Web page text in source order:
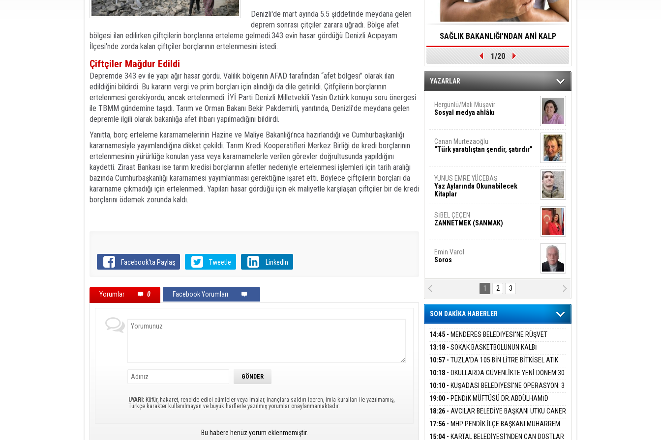
Denizli'de mart ayında 5.5 şiddetinde meydana gelen
deprem sonrası çitçiler zarara uğradı. Bölge afet
bölgesi ilan edilirken çiftçilerin borçlarına erteleme gelmedi.343 evin hasar gördüğü Denizli Acıpayam
İlçesi'nde zorda kalan çiftçiler borçlarının ertelenmesini istedi.
Çiftçiler Mağdur Edildi
Depremde 343 ev ile yapı ağır hasar gördü. Valilik bölgenin AFAD tarafından “afet bölgesi” olarak ilan
edildiğini bildirdi. Bu kararın vergi ve prim borçları için alındığı da dile getirildi. Çitfçilerin borçlarının
ertelenmesi gerekiyordu, ancak ertelenmedi. İYİ Parti Denizli Milletvekili Yasin Öztürk konuyu soru önergesi
ile TBMM gündemine taşıdı. Tarım ve Orman Bakanı Bekir Pakdemirli, yanıtında, Denizli’de meydana gelen
depremle ilgili olarak bakanlığa afet ihbarı yapılmadığını bildirdi.
Yanıtta, borç erteleme kararnamelerinin Hazine ve Maliye Bakanlığı’nca hazırlandığı ve Cumhurbaşkanlığı
kararnamesiyle yayımlandığına dikkat çekildi. Tarım Kredi Kooperatifleri Merkez Birliği de kredi borçlarının
ertelenmesinin yürürlüğe konulan yasa veya kararnamelerle verilen görevler doğrultusunda yapıldığını
kaydetti. Ziraat Bankası ise tarım kredisi borçlarının afetler nedeniyle ertelenmesi işlemleri için tarih aralığı
bazında Cumhurbaşkanlığı kararnamesi yayımlanması gerektiğine işaret etti. Böylece çiftçilerin borçları da
kararname çıkmadığı için ertelenmedi. Yapıları hasar gördüğü için ek maliyetle karşılaşan çiftçiler bir de kredi
borçlarını ödemek zorunda kaldı.
Facebook'ta Paylaş Tweetle LinkedIn
Yorumlar 0 Facebook Yorumları
UYARI: Küfür, hakaret, rencide edici cümleler veya imalar, inançlara saldırı içeren, imla kuralları ile yazılmamış,
Türkçe karakter kullanılmayan ve büyük harflerle yazılmış yorumlar onaylanmamaktadır.
Bu habere henüz yorum eklenmemiştir.
SAĞLIK BAKANLIĞI'NDAN ANİ KALP
DURMALARINA HIZLI MÜDAHALE
EDİLMESİNE YÖNELİK ÖNLENMESİ İÇİN
ÖNEMLİ ADIM
1/20
YAZARLAR
Hergünlü/Mali Müşavir
Sosyal medya ahlâkı
Canan Murtezaoğlu
“Türk yaratılıştan şendir, şatırdır”
YUNUS EMRE YÜCEBAŞ
Yaz Aylarında Okunabilecek
Kitaplar
SİBEL ÇEÇEN
ZANNETMEK (SANMAK)
Emin Varol
Soros
Karanlık DNA Kuşaklararası
Şiddetin Biyolojik Faturası
Şiyar Adıyaman
Ben Bu Sahaya Sığmazam
Hasan Ali Çölük
Bir Satırın İçindeki İnsan
Ezgi Kılıç
SİVAS: ATEŞE ATILAN VİCDAN
BARIŞ BAŞARSLAN
1 2 3
SON DAKİKA HABERLER
14:45 - MENDERES BELEDİYESİ'NE RÜŞVET
OPERASYONU:BELEDİYE BAŞKANI İLKAY ÇİÇEK
ADLİYEYE SEVK EDİLDİ
13:18 - SOKAK BASKETBOLUNUN KALBİ
ÜMRANİYE’DE ATACAK
10:57 - TUZLA'DA 105 BİN LİTRE BİTKİSEL ATIK
YAĞ TOPLANDI
10:18 - OKULLARDA GÜVENLİKTE YENİ DÖNEM:30
BİN PERSONEL ALINACAK DEDEKTÖRLÜ ARAMA
GELİYOR
10:10 - KUŞADASI BELEDİYESİ'NE OPERASYON: 3
DALGADA 15 GÖZALTI
19:00 - PENDİK MÜFTÜSÜ DR.ABDÜLHAMİD
PEHLİVAN BASIN MENSUPLARINI AĞIRLADI
18:26 - AVCILAR BELEDİYE BAŞKANI UTKU CANER
ÇANKAYA HAKKINDA TAHLİYE KARARI
17:56 - MHP PENDİK İLÇE BAŞKANI MUHARREM
KIR KARTAL ORDULULAR DERNEĞİ HEYETİNİ
15:04 - KARTAL BELEDİYESİ’NDEN CAN DOSTLAR